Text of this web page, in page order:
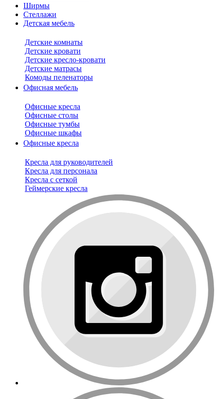
Ширмы
Стеллажи
Детская мебель
Детские комнаты
Детские кровати
Детские кресло-кровати
Детские матрасы
Комоды пеленаторы
Офисная мебель
Офисные кресла
Офисные столы
Офисные тумбы
Офисные шкафы
Офисные кресла
Кресла для руководителей
Кресла для персонала
Кресла с сеткой
Геймерские кресла